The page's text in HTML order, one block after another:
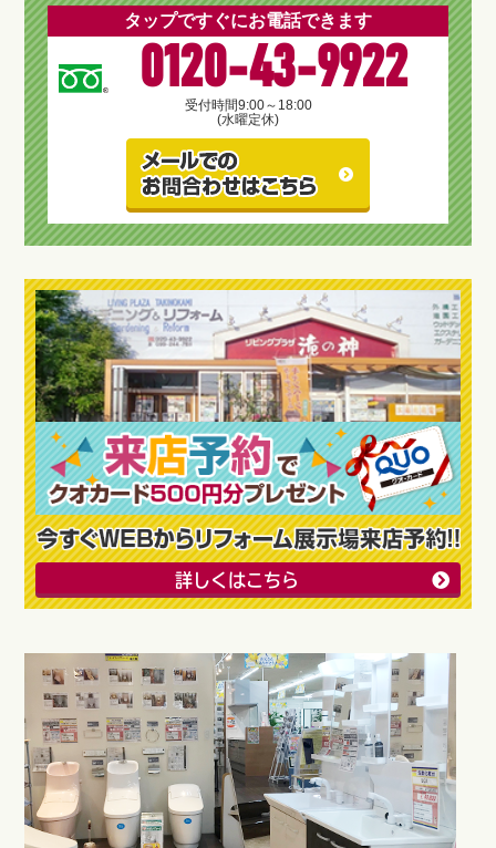
タップですぐにお電話できます
0120-43-9922
受付時間9:00～18:00
(水曜定休)
詳しくはこちら